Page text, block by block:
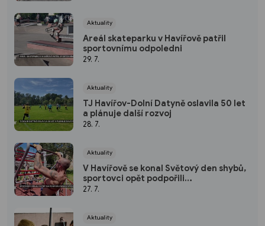
Aktuality
Areál skateparku v Havířově patřil
sportovnímu odpoledni
29. 7.
Aktuality
TJ Havířov-Dolní Datyně oslavila 50 let
a plánuje další rozvoj
28. 7.
Aktuality
V Havířově se konal Světový den shybů,
sportovci opět podpořili
hendikepované děti
27. 7.
Aktuality